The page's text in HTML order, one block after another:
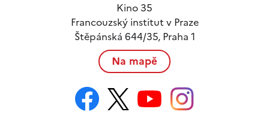
Kino 35
Francouzský institut v Praze
Štěpánská 644/35, Praha 1
Na mapě